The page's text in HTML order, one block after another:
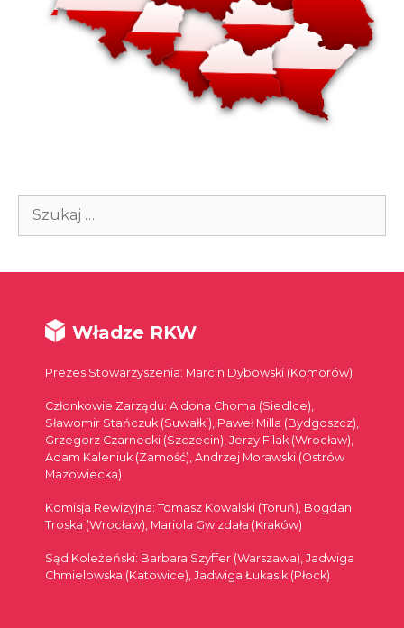
Szukaj:
Władze RKW
Prezes Stowarzyszenia: Marcin Dybowski (Komorów)
Członkowie Zarządu: Aldona Choma (Siedlce),
Sławomir Stańczuk (Suwałki), Paweł Milla (Bydgoszcz),
Grzegorz Czarnecki (Szczecin), Jerzy Filak (Wrocław),
Adam Kaleniuk (Zamość), Andrzej Morawski (Ostrów
Mazowiecka)
Komisja Rewizyjna: Tomasz Kowalski (Toruń), Bogdan
Troska (Wrocław), Mariola Gwizdała (Kraków)
Sąd Koleżeński: Barbara Szyffer (Warszawa), Jadwiga
Chmielowska (Katowice), Jadwiga Łukasik (Płock)